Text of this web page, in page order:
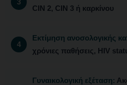
CIN 2, CIN 3 ή καρκίνου
Εκτίμηση ανοσολογικής
χρόνιες παθήσεις, HIV
Γυναικολογική εξέταση: